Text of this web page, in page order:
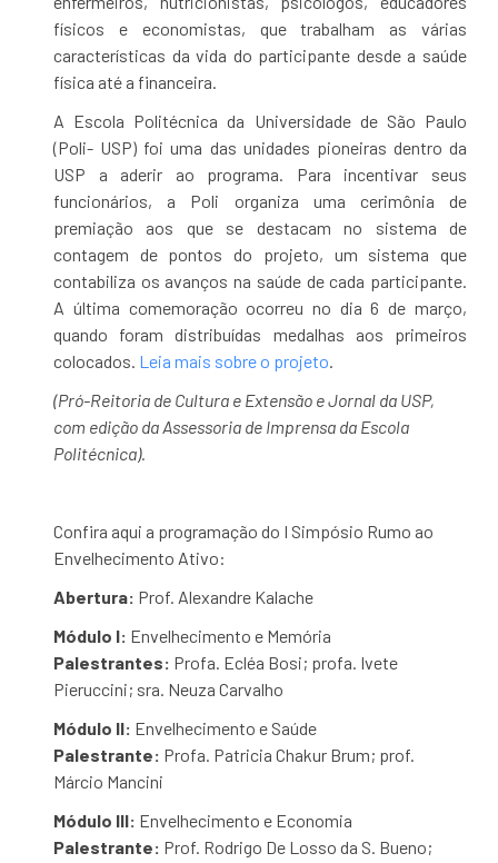
físicos e economistas, que trabalham as várias
características da vida do participante desde a saúde
física até a financeira.
A Escola Politécnica da Universidade de São Paulo
(Poli- USP) foi uma das unidades pioneiras dentro da
USP a aderir ao programa. Para incentivar seus
funcionários, a Poli organiza uma cerimônia de
premiação aos que se destacam no sistema de
contagem de pontos do projeto, um sistema que
contabiliza os avanços na saúde de cada participante.
A última comemoração ocorreu no dia 6 de março,
quando foram distribuídas medalhas aos primeiros
colocados. Leia mais sobre o projeto.
(Pró-Reitoria de Cultura e Extensão e Jornal da USP,
com edição da Assessoria de Imprensa da Escola
Politécnica).
Confira aqui a programação do I Simpósio Rumo ao
Envelhecimento Ativo:
Abertura: Prof. Alexandre Kalache
Módulo I: Envelhecimento e Memória
Palestrantes: Profa. Ecléa Bosi; profa. Ivete
Pieruccini; sra. Neuza Carvalho
Módulo II: Envelhecimento e Saúde
Palestrante: Profa. Patricia Chakur Brum; prof.
Márcio Mancini
Módulo III: Envelhecimento e Economia
Palestrante: Prof. Rodrigo De Losso da S. Bueno;